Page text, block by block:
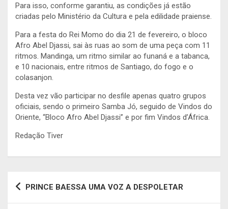
Para isso, conforme garantiu, as condições já estão
criadas pelo Ministério da Cultura e pela edilidade praiense.
Para a festa do Rei Momo do dia 21 de fevereiro, o bloco
Afro Abel Djassi, sai às ruas ao som de uma peça com 11
ritmos. Mandinga, um ritmo similar ao funaná e a tabanca,
e 10 nacionais, entre ritmos de Santiago, do fogo e o
colasanjon.
Desta vez vão participar no desfile apenas quatro grupos
oficiais, sendo o primeiro Samba Jó, seguido de Vindos do
Oriente, “Bloco Afro Abel Djassi” e por fim Vindos d’África.
Redação Tiver
Navegação
PRINCE BAESSA UMA VOZ A DESPOLETAR